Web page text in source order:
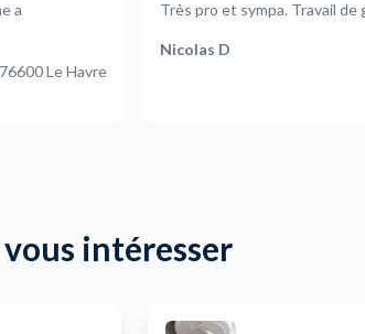
a
76600 Le Havre
Très pro et sympa. Travail de
Nicolas D
intéresser